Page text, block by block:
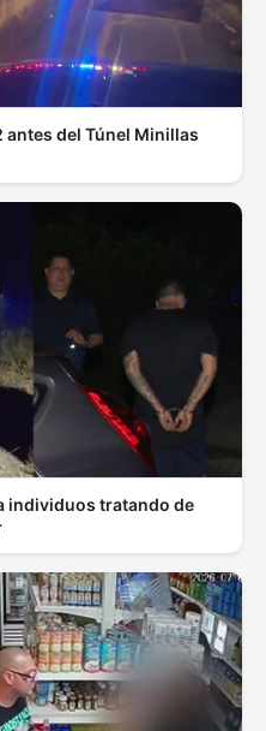
del Túnel Minillas
individuos tratando de